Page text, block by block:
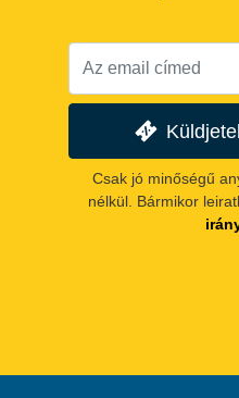
Csak jó minőségű
nélkül. Bármikor